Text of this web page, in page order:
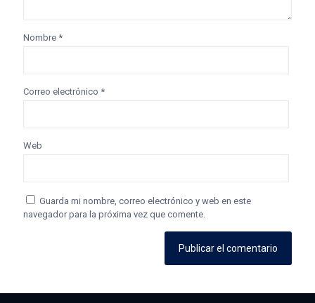
Nombre *
Correo electrónico *
Web
Guarda mi nombre, correo electrónico y web en este
navegador para la próxima vez que comente.